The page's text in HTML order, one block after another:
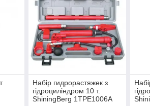
Набір гидрорастяжек з
гідроциліндром 10 т.
ShiningBerg 1TPE1006A